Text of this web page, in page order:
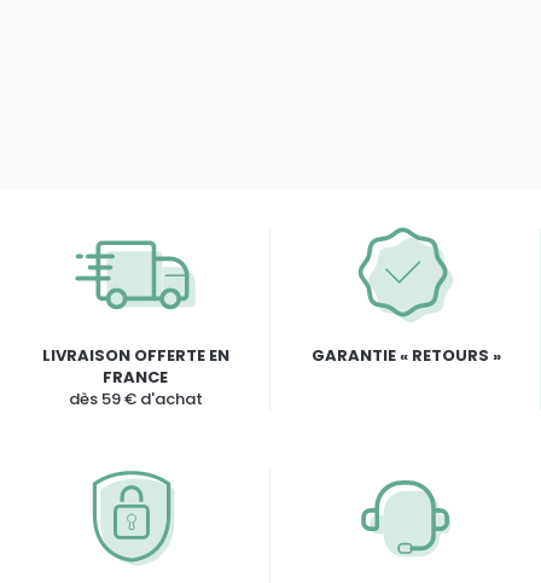
LIVRAISON OFFERTE EN
FRANCE
dès 59 € d'achat
GARANTIE « RETOURS »